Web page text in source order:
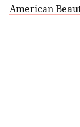
American